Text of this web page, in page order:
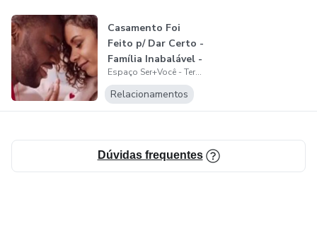
Casamento Foi
Feito p/ Dar Certo -
Família Inabalável -
Prot...
Espaço Ser+Você - Terapias Integrativas
Relacionamentos
Dúvidas frequentes